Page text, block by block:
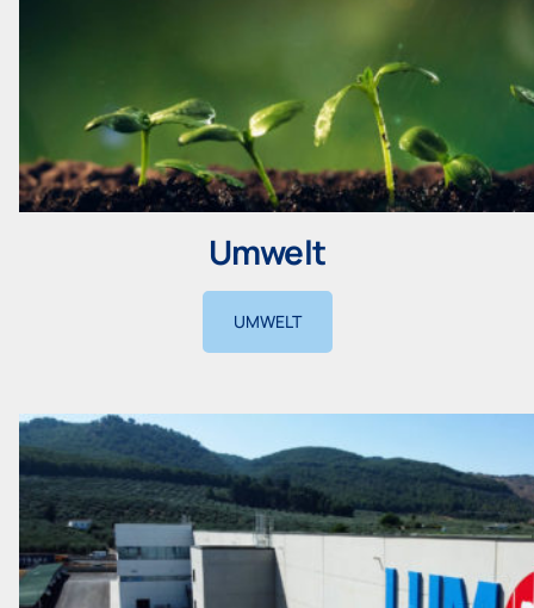
Umwelt
UMWELT